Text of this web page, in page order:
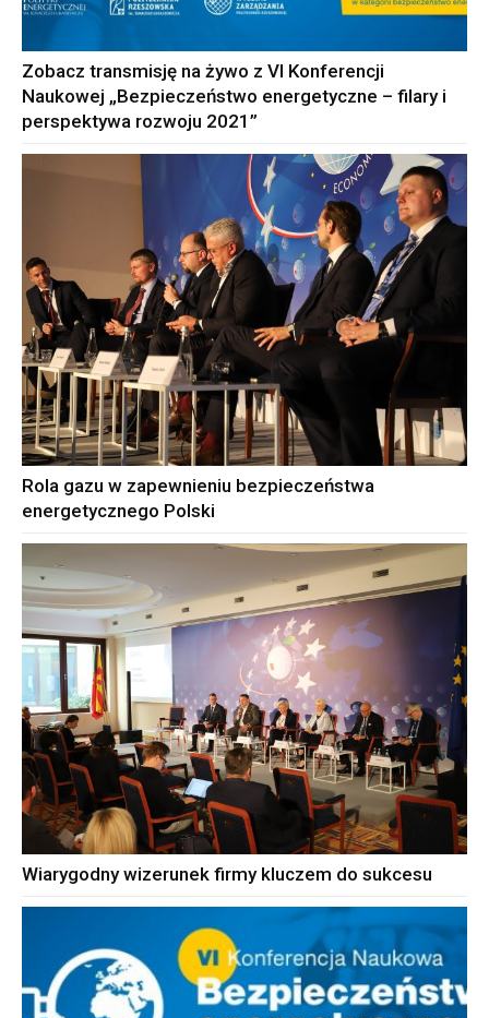
Zobacz transmisję na żywo z VI Konferencji
Naukowej „Bezpieczeństwo energetyczne – filary i
perspektywa rozwoju 2021”
Rola gazu w zapewnieniu bezpieczeństwa
energetycznego Polski
Wiarygodny wizerunek firmy kluczem do sukcesu